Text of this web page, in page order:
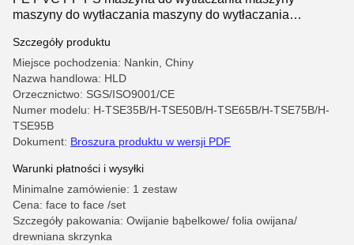
maszyny do wytłaczania maszyny do wytłaczania
maszyny do wytłaczania maszyny do wytłaczania
maszyny do wytłaczania maszyny do wytłaczania
maszyny do wytłaczania maszyny do wytłaczania
maszyny do wytłaczania maszyny do wytłaczania
maszyny do wytłaczania maszyny do wytłaczania
maszyny do wytłaczania maszyny do wytłaczania
maszyny do wytłaczania maszyny do wytłaczania
Szczegóły produktu
Miejsce pochodzenia: Nankin, Chiny
Nazwa handlowa: HLD
Orzecznictwo: SGS/ISO9001/CE
Numer modelu: H-TSE35B/H-TSE50B/H-TSE65B/H-TSE75B/H-
TSE95B
Dokument: Broszura produktu w wersji PDF
Warunki płatności i wysyłki
Minimalne zamówienie: 1 zestaw
Cena: face to face /set
Szczegóły pakowania: Owijanie bąbelkowe/ folia owijana/
drewniana skrzynka